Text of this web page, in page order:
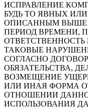
ИСПРАВЛЕНИЕ
БУДЬ ТО ЯВНЫХ
ОПИСАННЫМ ВЫШЕ
ПЕРИОД ВРЕМЕНИ,
ОТВЕТСТВЕННОСТЬ
ТАКОВЫЕ
СОГЛАСНО
ОБЯЗАТЕЛЬСТВА,
ВОЗМЕЩЕНИЕ
ИЛИ ИНАЯ ФОРМА
ОТНОШЕНИИ
ИСПОЛЬЗОВАНИЯ